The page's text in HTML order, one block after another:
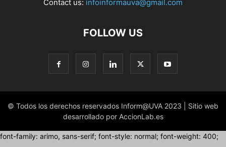
Contact us: infoinformauva@gmail.com
FOLLOW US
© Todos los derechos reservados Inform@UVA 2023 | Sitio web
desarrollado por AccionLab.es
font-family: arimo, sans-serif; font-style: normal; font-weight: 400;